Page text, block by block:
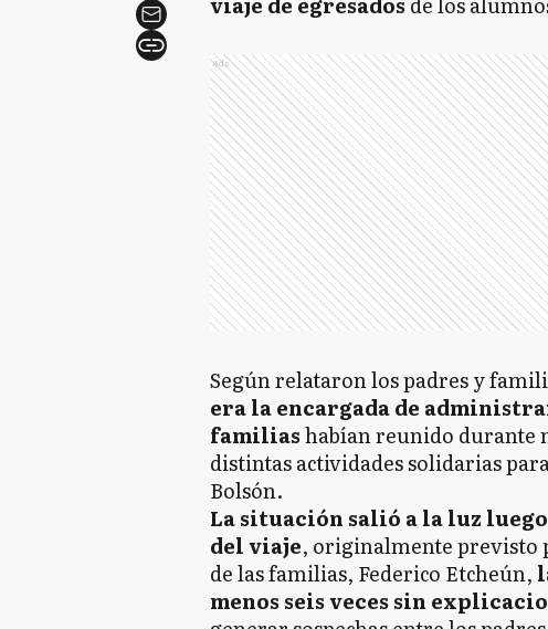
Ads
Según relataron los padres y
era la encargada de
familiashabían reunido durante
distintas actividades solidarias
Bolsón.
La situación salió a la luz
del viaje, originalmente previsto
de las familias, Federico Etcheún,
menos seis veces sin